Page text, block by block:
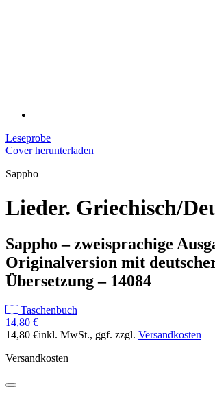
Leseprobe
Cover herunterladen
Sappho
Lieder. Griechisch/
Sappho – zweisprachige
Originalversion mit
Übersetzung – 14084
Taschenbuch
14,80 €
14,80 €inkl. MwSt., ggf. zzgl. Versandkosten
Versandkosten